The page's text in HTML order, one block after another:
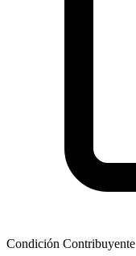
Condición Contribuyente